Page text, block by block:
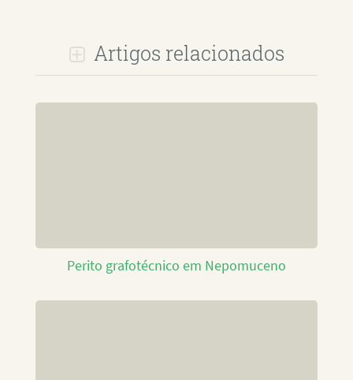
Artigos relacionados
Perito grafotécnico em Nepomuceno